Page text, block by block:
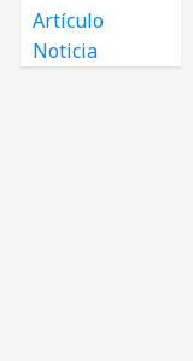
Artículo
Noticia